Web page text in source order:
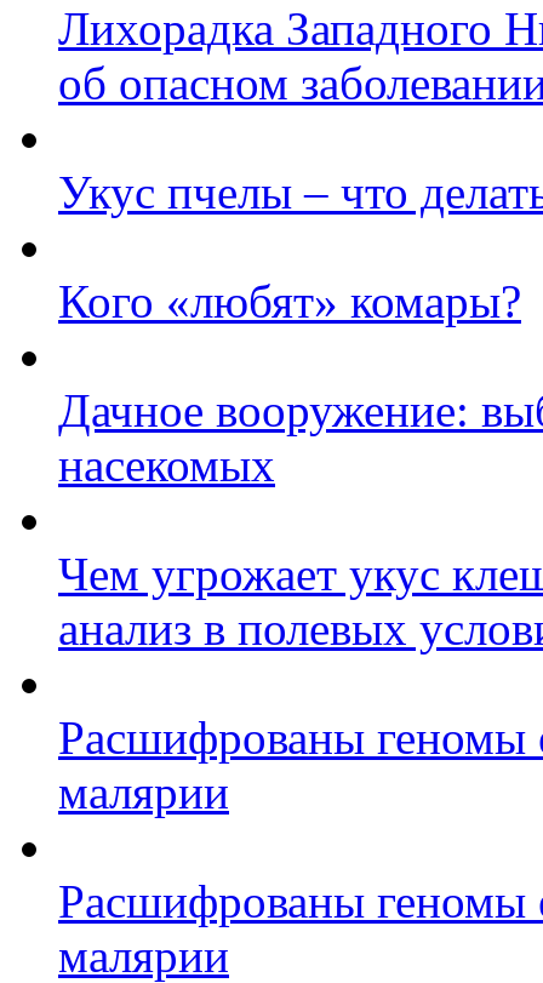
Лихорадка Западного
об опасном
Укус пчелы – что
Кого «любят» комары?
Дачное вооружение:
насекомых
Чем угрожает укус
анализ в полевых
Расшифрованы геномы
малярии
Расшифрованы геномы
малярии